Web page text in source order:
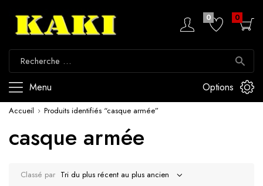
Menu Options
0 0
Accueil Produits identifiés “casque armée”
casque armée
Classé par